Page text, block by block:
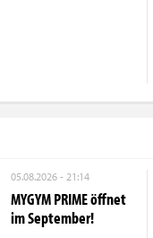
05.08.2026 - 21:14
MYGYM PRIME öffnet
im September!